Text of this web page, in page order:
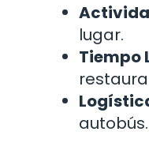
lugar.
Tiempo
autobús.